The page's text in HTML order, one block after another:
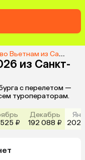
из Санкт-Петербурга
из Санкт-
с перелетом —
туроператорам.
525 ₽
Декабрь
192 088 ₽
202